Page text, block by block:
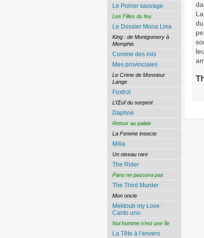
Le Poirier sauvage
Les Filles du feu
Le Dossier Mona Lina
King : de Montgomery à
Memphis
Comme des rois
Mes provinciales
Le Crime de Monsieur
Lange
Foxtrot
L’Œuf du serpent
Daphné
Retour au palais
La Femme insecte
Milla
Un oiseau rare
The Rider
Pano ne passera pas
The Third Murder
Mon oncle
Mektoub my Love :
Canto uno
Nul homme n’est une île
La Tête à l’envers